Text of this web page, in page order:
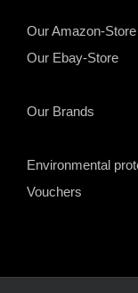
Our Amazon-Store
Our Ebay-Store
Our Brands
Environmental
Vouchers